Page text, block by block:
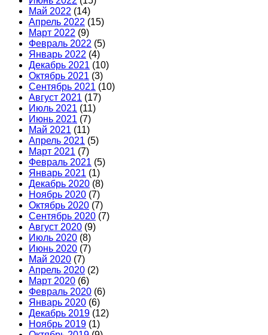
Май 2022 (14)
Апрель 2022 (15)
Март 2022 (9)
Февраль 2022 (5)
Январь 2022 (4)
Декабрь 2021 (10)
Октябрь 2021 (3)
Сентябрь 2021 (10)
Август 2021 (17)
Июль 2021 (11)
Июнь 2021 (7)
Май 2021 (11)
Апрель 2021 (5)
Март 2021 (7)
Февраль 2021 (5)
Январь 2021 (1)
Декабрь 2020 (8)
Ноябрь 2020 (7)
Октябрь 2020 (7)
Сентябрь 2020 (7)
Август 2020 (9)
Июль 2020 (8)
Июнь 2020 (7)
Май 2020 (7)
Апрель 2020 (2)
Март 2020 (6)
Февраль 2020 (6)
Январь 2020 (6)
Декабрь 2019 (12)
Ноябрь 2019 (1)